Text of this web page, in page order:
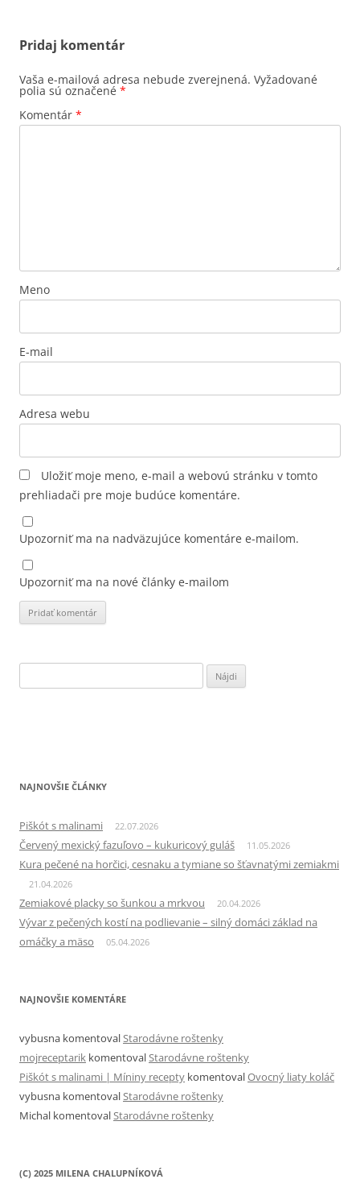
Pridaj komentár
Vaša e-mailová adresa nebude zverejnená. Vyžadované
polia sú označené *
Komentár *
Meno
E-mail
Adresa webu
Uložiť moje meno, e-mail a webovú stránku v tomto
prehliadači pre moje budúce komentáre.
Upozorniť ma na nadväzujúce komentáre e-mailom.
Upozorniť ma na nové články e-mailom
NAJNOVŠIE ČLÁNKY
Piškót s malinami 22.07.2026
Červený mexický fazuľovo – kukuricový guláš 11.05.2026
Kura pečené na horčici, cesnaku a tymiane so šťavnatými zemiakmi
21.04.2026
Zemiakové placky so šunkou a mrkvou 20.04.2026
Vývar z pečených kostí na podlievanie – silný domáci základ na
omáčky a mäso
05.04.2026
NAJNOVŠIE KOMENTÁRE
vybusna komentovalStarodávne roštenky
mojreceptarik komentovalStarodávne roštenky
Piškót s malinami | Míniny recepty komentovalOvocný liaty koláč
vybusna komentovalStarodávne roštenky
Michal komentovalStarodávne roštenky
(C) 2025 MILENA CHALUPNÍKOVÁ